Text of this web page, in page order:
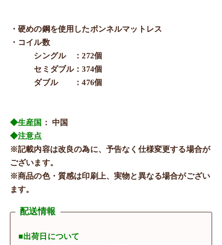
・硬めの鋼を使用したボンネルマットレス
・コイル数
シングル ：272個
セミダブル：374個
ダブル ：476個
◆生産国 ： 中国
◆注意点
※記載内容は改良の為に、予告なく仕様変更する場合が
ございます。
※商品の色・質感は印刷上、実物と異なる場合がござい
ます。
配送情報
■出荷日について